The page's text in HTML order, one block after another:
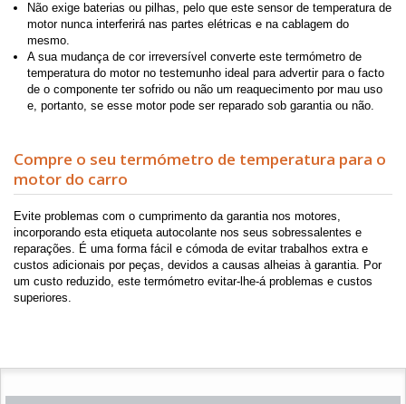
Não exige baterias ou pilhas, pelo que este sensor de temperatura de
motor nunca interferirá nas partes elétricas e na cablagem do
mesmo.
A sua mudança de cor irreversível converte este termómetro de
temperatura do motor no testemunho ideal para advertir para o facto
de o componente ter sofrido ou não um reaquecimento por mau uso
e, portanto, se esse motor pode ser reparado sob garantia ou não.
Compre o seu termómetro de temperatura para o
motor do carro
Evite problemas com o cumprimento da garantia nos motores,
incorporando esta etiqueta autocolante nos seus sobressalentes e
reparações. É uma forma fácil e cómoda de evitar trabalhos extra e
custos adicionais por peças, devidos a causas alheias à garantia. Por
um custo reduzido, este termómetro evitar-lhe-á problemas e custos
superiores.